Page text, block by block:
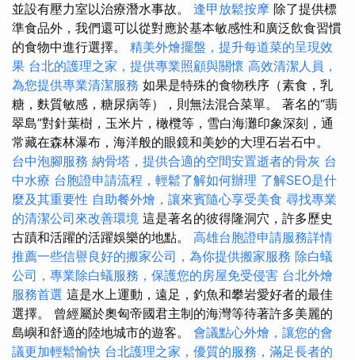
並設有壓力室以治療潛水事故。 逢甲放鬆按摩 除了提供標
準食品外，我們還可以從對應於基本敏感性和廣泛飲食習慣
的食物中進行選擇。 精美外燴擺盤，提升每道菜的呈現效
果 台北的護理之家，提供專業照顧與關懷 高效清潔人員，
為您提供專業清潔服務 如果是特殊的食物秩序（素食，乳
糖，麩質敏感，糖尿病等），則無法混合菜單。 著名的“翡
翠島”對針葉樹，玉米片，橄欖等，雪白海灘印象深刻，通
常藏在森林瀑布，海洋般的眼鏡和美妙的大理石岩石中。
台中泡腳服務 納骨塔，提供合適的空間安置逝者的骨灰 台
中水療 台胞證申請流程，輕鬆了解如何辦理 了解SEO是什
麼及其重要性 自助餐外燴，讓來賓隨心享受美食 尋找專業
的清潔公司來改善環境 這是著名的彼得隆洞穴，許多歷史
古蹟和活躍的活躍娛樂的地點。 高雄台胞證申請服務詳情
推薦一些信譽良好的搬家公司，為你提供搬家服務 除白蟻
公司，專業除白蟻服務，保護您的房屋免受侵害 台北外燴
服務首選 這是水上運動，遠足，釣魚和攀岩愛好者的最佳
選擇。 曾經屬於奧匈帝國君主制的海灣等待著許多美麗的
島嶼和舒適的陸地城市的遊客。 會議點心外燴，讓您的會
議更加輕鬆愉快 台北護理之家，優質的服務，滿足長者的